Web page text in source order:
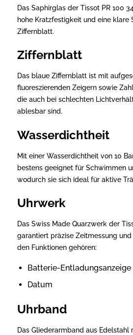
Das Saphirglas der Tissot PR 100
hohe Kratzfestigkeit und eine klare
Ziffernblatt.
Ziffernblatt
Das blaue Ziffernblatt ist mit
fluoreszierenden Zeigern sowie
die auch bei schlechten
ablesbar sind.
Wasserdichtheit
Mit einer Wasserdichtheit von 10
bestens geeignet für Schwimmen
wodurch sie sich ideal für aktive
Uhrwerk
Das Swiss Made Quarzwerk der
garantiert präzise Zeitmessung
den Funktionen gehören:
Batterie-Entladungsanzeige
Datum
Uhrband
Das Gliederarmband aus Edelstahl